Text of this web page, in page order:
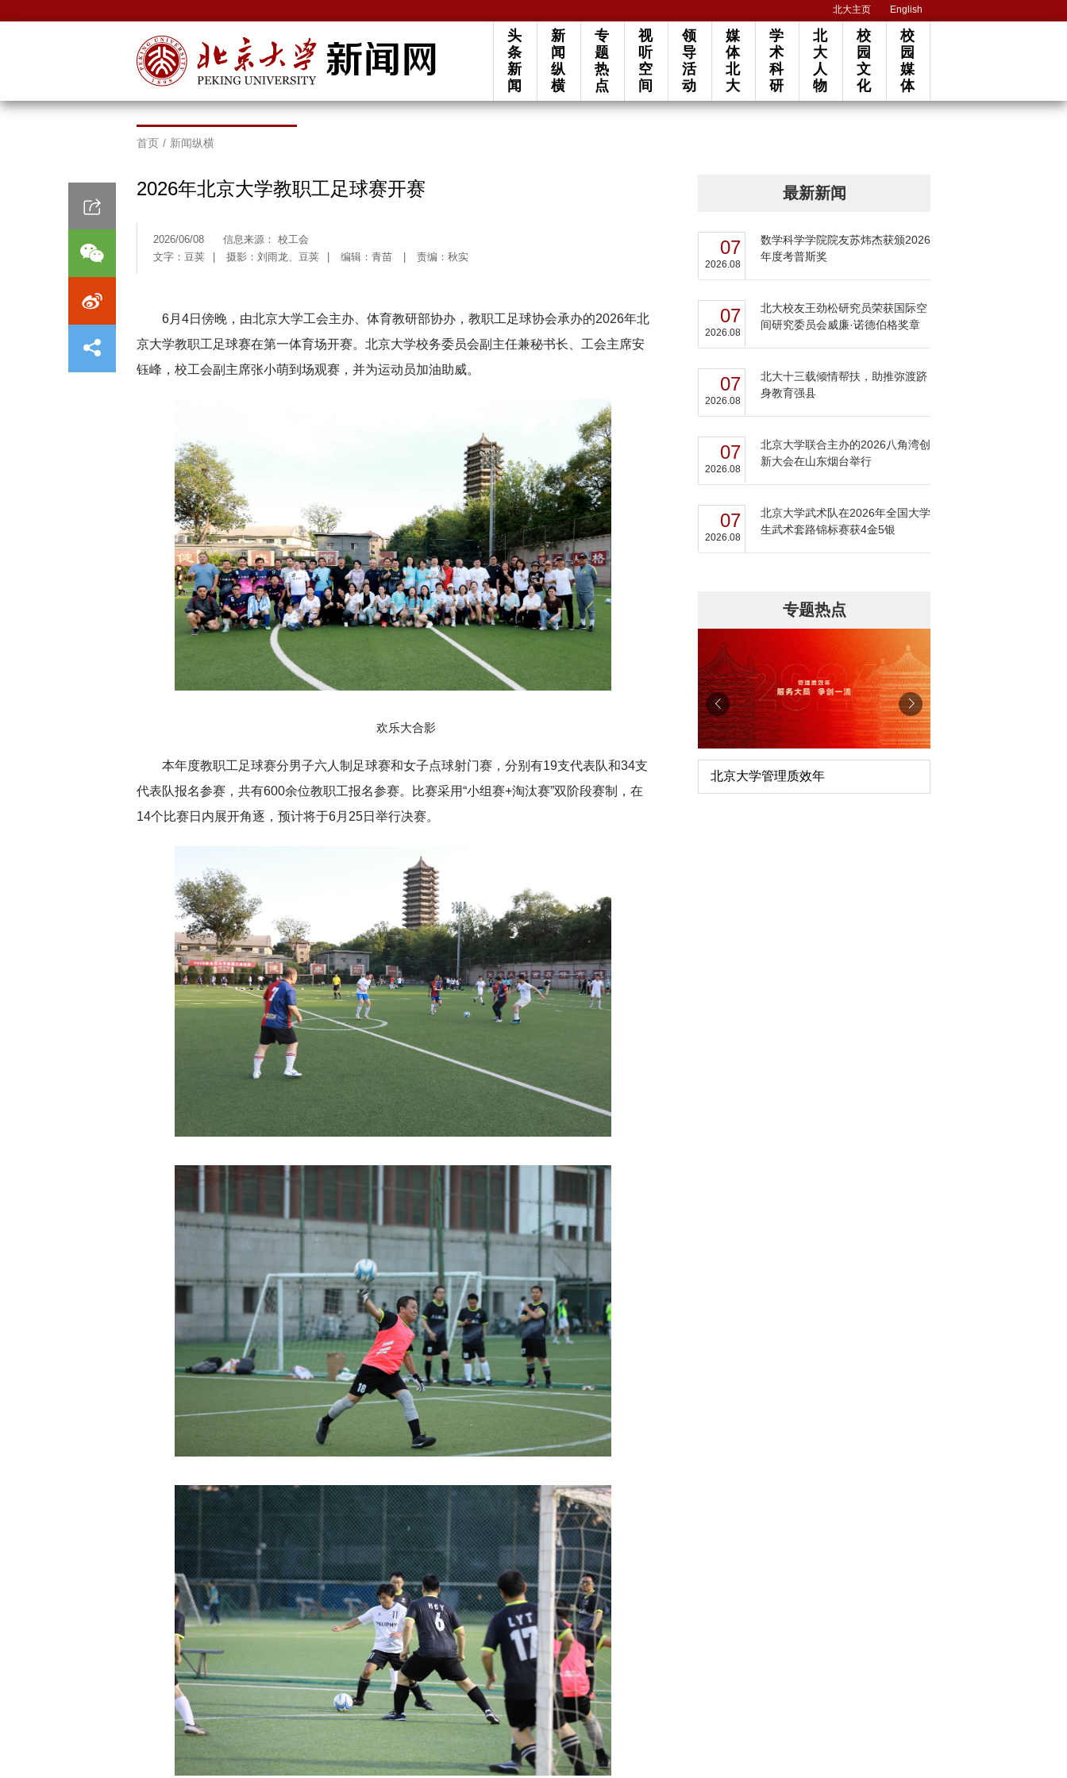
北大主页 English
头
条
新
闻
新
闻
纵
横
专
题
热
点
视
听
空
间
领
导
活
动
媒
体
北
大
学
术
科
研
北
大
人
物
校
园
文
化
校
园
媒
体
首页 / 新闻纵横
2026年北京大学教职工足球赛开赛
2026/06/08
信息来源： 校工会
文字：豆荚
摄影：刘雨龙、豆荚 编辑：青苗 责编：秋实
6月4日傍晚，由北京大学工会主办、体育教研部协办，教职工足球协会承办的2026年北
京大学教职工足球赛在第一体育场开赛。北京大学校务委员会副主任兼秘书长、工会主席安
钰峰，校工会副主席张小萌到场观赛，并为运动员加油助威。
欢乐大合影
本年度教职工足球赛分男子六人制足球赛和女子点球射门赛，分别有19支代表队和34支
代表队报名参赛，共有600余位教职工报名参赛。比赛采用“小组赛+淘汰赛”双阶段赛制，在
14个比赛日内展开角逐，预计将于6月25日举行决赛。
最新新闻
07
2026.08
数学科学学院院友苏炜杰获颁2026
年度考普斯奖
07
2026.08
北大校友王劲松研究员荣获国际空
间研究委员会威廉·诺德伯格奖章
07
2026.08
北大十三载倾情帮扶，助推弥渡跻
身教育强县
07
2026.08
北京大学联合主办的2026八角湾创
新大会在山东烟台举行
07
2026.08
北京大学武术队在2026年全国大学
生武术套路锦标赛获4金5银
专题热点
扎实开展树立和践行正确政绩观学习教
育
北京大学管理质效年 深切缅怀李政道先生